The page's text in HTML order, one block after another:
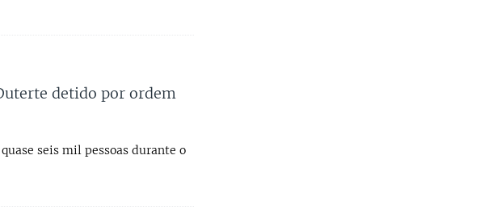
detido por ordem
seis mil pessoas durante o